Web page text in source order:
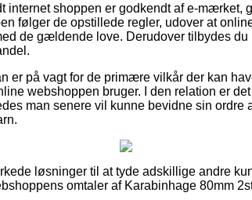
internet shoppen er godkendt af e-mærket,
følger de opstillede regler, udover at
de gældende love. Derudover tilbydes
er på vagt for de primære vilkår der kan
webshoppen bruger. I den relation er
man senere vil kunne bevidne sin ordre
løsninger til at tyde adskillige andre
omtaler af Karabinhage 80mm